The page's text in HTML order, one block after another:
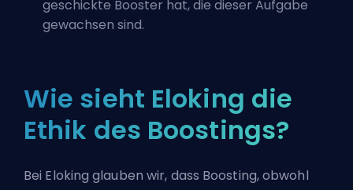
geschickte Booster hat, die dieser Aufgabe
gewachsen sind.
Wie sieht Eloking die
Ethik des Boostings?
Bei Eloking glauben wir, dass Boosting, obwohl